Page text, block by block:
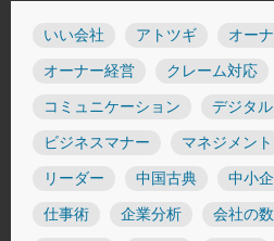
いい会社 アトツギ オー
オーナー経営 クレーム対応
コミュニケーション デジタル
ビジネスマナー マネジメント
リーダー 中国古典 中小
仕事術 企業分析 会社の